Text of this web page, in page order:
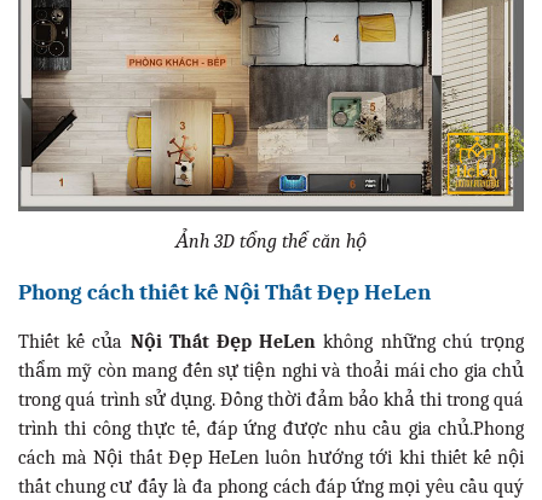
Ảnh 3D tổng thể căn hộ
Phong cách thiết kế Nội Thất Đẹp HeLen
Thiết kế của Nội Thất Đẹp HeLen không những chú trọng
thẩm mỹ còn mang đến sự tiện nghi và thoải mái cho gia chủ
trong quá trình sử dụng. Đồng thời đảm bảo khả thi trong quá
trình thi công thực tế, đáp ứng được nhu cầu gia chủ.Phong
cách mà Nội thất Đẹp HeLen luôn hướng tới khi thiết kế nội
thất chung cư đấy là đa phong cách đáp ứng mọi yêu cầu quý